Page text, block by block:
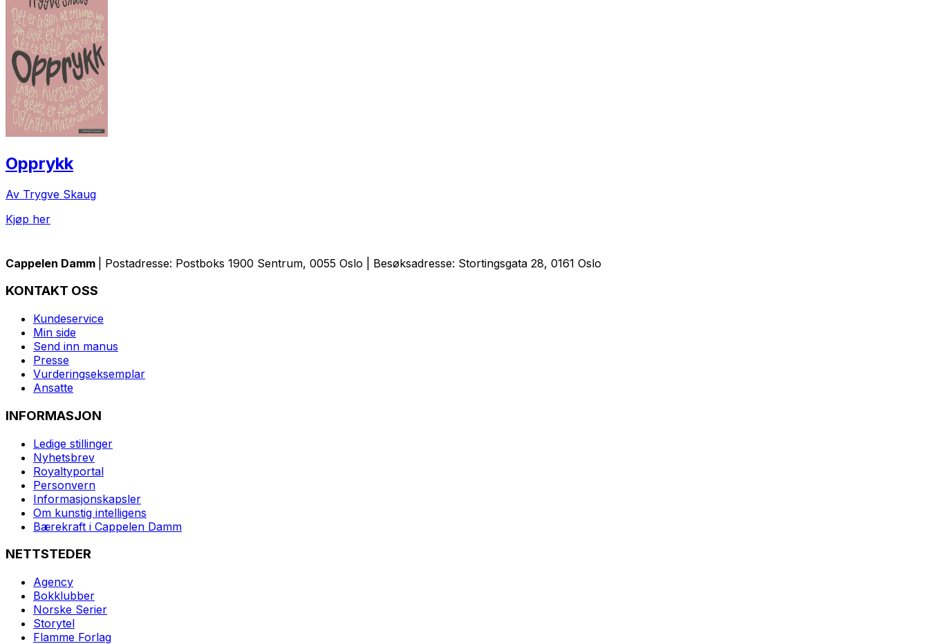
Opprykk
Av Trygve Skaug
Kjøp her
Cappelen Damm | Postadresse: Postboks 1900 Sentrum, 0055 Oslo | Besøksadresse: Stortingsgata 28, 0161 Oslo
KONTAKT OSS
Kundeservice
Min side
Send inn manus
Presse
Vurderingseksemplar
Ansatte
INFORMASJON
Ledige stillinger
Nyhetsbrev
Royaltyportal
Personvern
Informasjonskapsler
Om kunstig intelligens
Bærekraft i Cappelen Damm
NETTSTEDER
Agency
Bokklubber
Norske Serier
Storytel
Flamme Forlag